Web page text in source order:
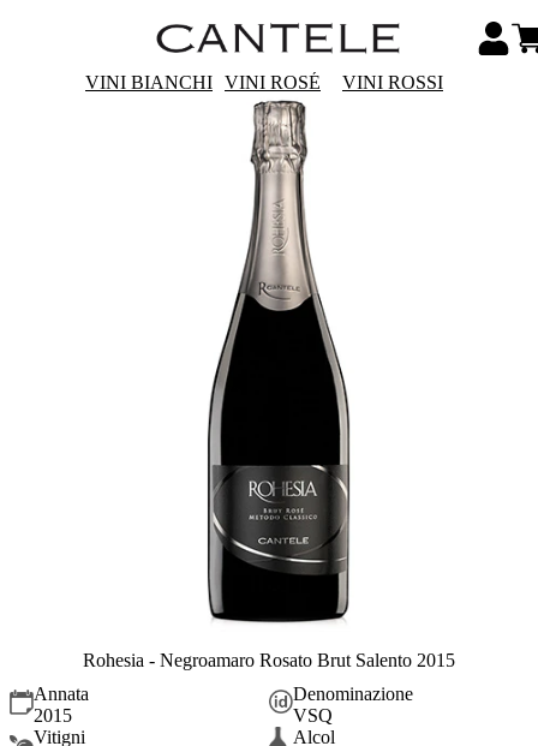
VINI BIANCHI VINI ROSÉ VINI ROSSI
Rohesia - Negroamaro Rosato Brut Salento 2015
Annata
2015
Denominazione
VSQ
Vitigni
Alcol